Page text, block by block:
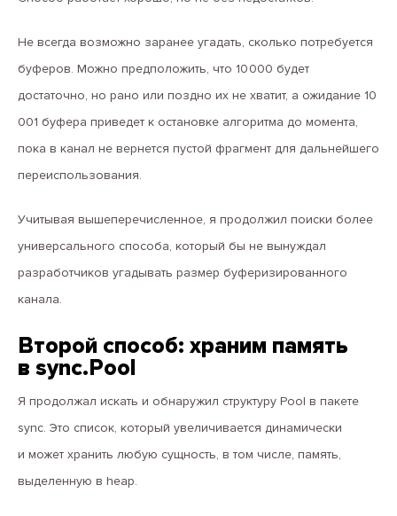
Не всегда возможно заранее угадать, сколько потребуется
буферов. Можно предположить, что 10 000 будет
достаточно, но рано или поздно их не хватит, а ожидание 10
001 буфера приведет к остановке алгоритма до момента,
пока в канал не вернется пустой фрагмент для дальнейшего
переиспользования.
Учитывая вышеперечисленное, я продолжил поиски более
универсального способа, который бы не вынуждал
разработчиков угадывать размер буферизированного
канала.
Второй способ: храним память
в sync.Pool
Я продолжал искать и обнаружил структуру Pool в пакете
sync. Это список, который увеличивается динамически
и может хранить любую сущность, в том числе, память,
выделенную в heap.